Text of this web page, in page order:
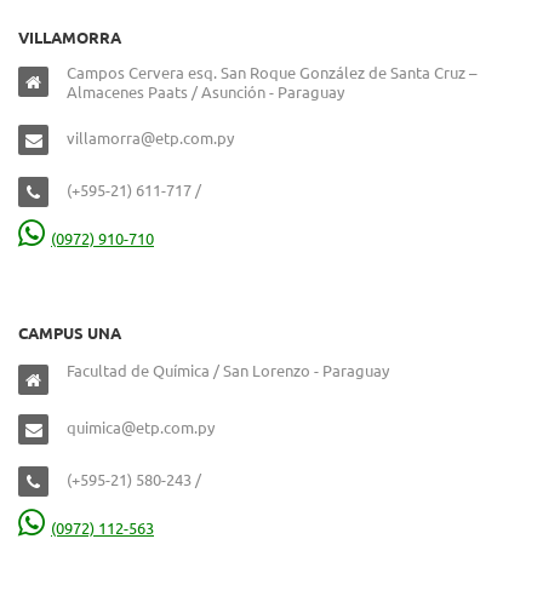
VILLAMORRA
Campos Cervera esq. San Roque González de Santa Cruz –
Almacenes Paats / Asunción - Paraguay
villamorra@etp.com.py
(+595-21) 611-717 /
(0972) 910-710
CAMPUS UNA
Facultad de Química / San Lorenzo - Paraguay
quimica@etp.com.py
(+595-21) 580-243 /
(0972) 112-563